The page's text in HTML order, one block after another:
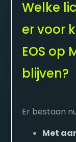
Welke
er voor
EOS op
blijven?
Er bestaan
Met